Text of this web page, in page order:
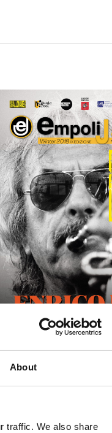
About
traffic. We also share